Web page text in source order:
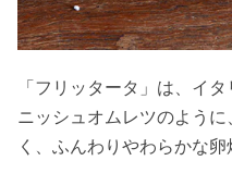
「フリッタータ」は、イ
ニッシュオムレツのよう
く、ふんわりやわらかな卵